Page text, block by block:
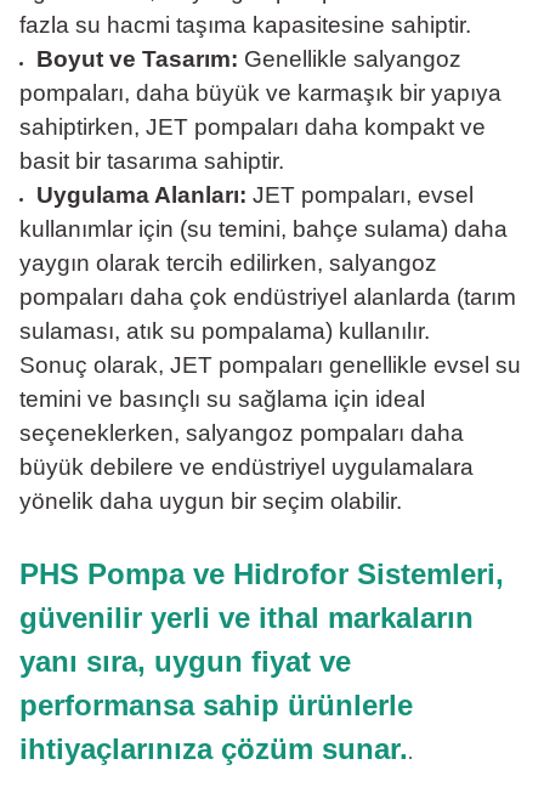
fazla su hacmi taşıma kapasitesine sahiptir.
Boyut ve Tasarım: Genellikle salyangoz
pompaları, daha büyük ve karmaşık bir yapıya
sahiptirken, JET pompaları daha kompakt ve
basit bir tasarıma sahiptir.
Uygulama Alanları: JET pompaları, evsel
kullanımlar için (su temini, bahçe sulama) daha
yaygın olarak tercih edilirken, salyangoz
pompaları daha çok endüstriyel alanlarda (tarım
sulaması, atık su pompalama) kullanılır.
Sonuç olarak, JET pompaları genellikle evsel su
temini ve basınçlı su sağlama için ideal
seçeneklerken, salyangoz pompaları daha
büyük debilere ve endüstriyel uygulamalara
yönelik daha uygun bir seçim olabilir.
PHS Pompa ve Hidrofor Sistemleri,
güvenilir yerli ve ithal markaların
yanı sıra, uygun fiyat ve
performansa sahip ürünlerle
ihtiyaçlarınıza çözüm sunar..